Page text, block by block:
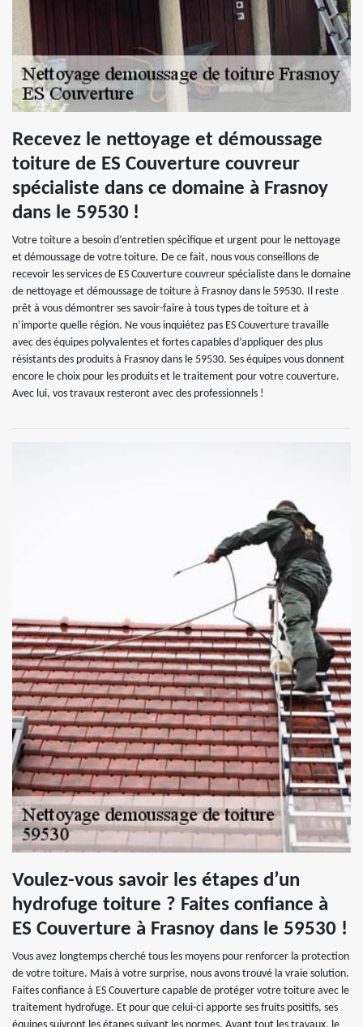
Recevez le nettoyage et démoussage
toiture de ES Couverture couvreur
spécialiste dans ce domaine à Frasnoy
dans le 59530 !
Votre toiture a besoin d’entretien spécifique et urgent pour le nettoyage
et démoussage de votre toiture. De ce fait, nous vous conseillons de
recevoir les services de ES Couverture couvreur spécialiste dans le domaine
de nettoyage et démoussage de toiture à Frasnoy dans le 59530. Il reste
prêt à vous démontrer ses savoir-faire à tous types de toiture et à
n’importe quelle région. Ne vous inquiétez pas ES Couverture travaille
avec des équipes polyvalentes et fortes capables d’appliquer des plus
résistants des produits à Frasnoy dans le 59530. Ses équipes vous donnent
encore le choix pour les produits et le traitement pour votre couverture.
Avec lui, vos travaux resteront avec des professionnels !
Voulez-vous savoir les étapes d’un
hydrofuge toiture ? Faites confiance à
ES Couverture à Frasnoy dans le 59530 !
Vous avez longtemps cherché tous les moyens pour renforcer la protection
de votre toiture. Mais à votre surprise, nous avons trouvé la vraie solution.
Faites confiance à ES Couverture capable de protéger votre toiture avec le
traitement hydrofuge. Et pour que celui-ci apporte ses fruits positifs, ses